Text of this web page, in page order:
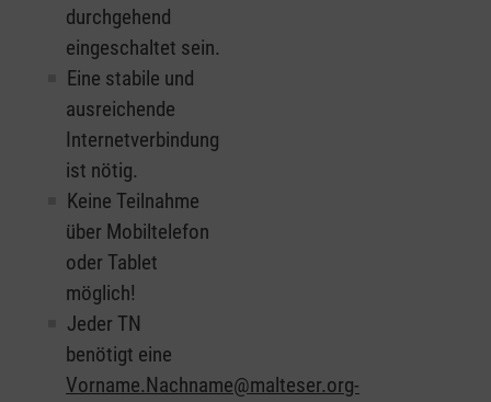
durchgehend
eingeschaltet sein.
Eine stabile und
ausreichende
Internetverbindung
ist nötig.
Keine Teilnahme
über Mobiltelefon
oder Tablet
möglich!
Jeder TN
benötigt eine
Vorname.Nachname@malteser.org-